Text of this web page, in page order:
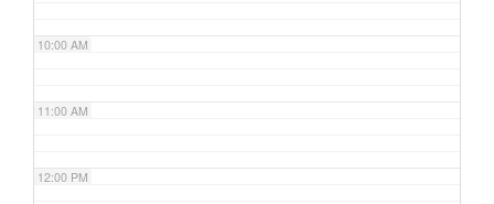
10:00 AM
11:00 AM
12:00 PM